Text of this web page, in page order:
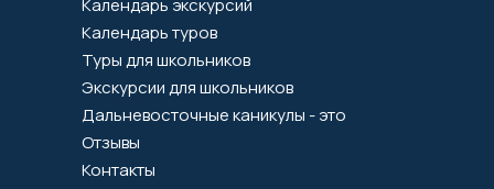
Экскурсии для школьников
Календарь туров
Туры для школьников
Контакты
Отзывы
Дальневосточные каникулы - это